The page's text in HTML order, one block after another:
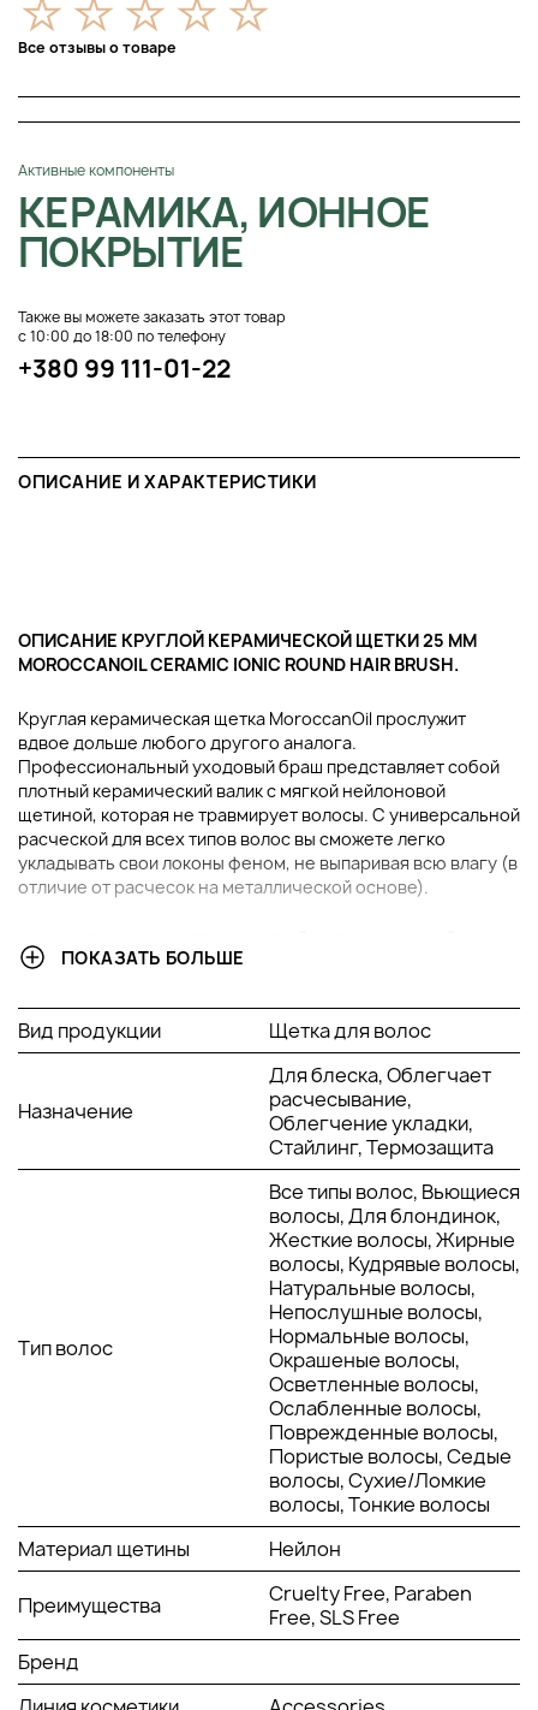
Все отзывы о товаре
Активные компоненты
КЕРАМИКА, ИОННОЕ
ПОКРЫТИЕ
Также вы можете заказать этот товар
с 10:00 до 18:00 по телефону
+380 99 111-01-22
ОПИСАНИЕ И ХАРАКТЕРИСТИКИ
ОПИСАНИЕ КРУГЛОЙ КЕРАМИЧЕСКОЙ ЩЕТКИ 25 ММ
MOROCCANOIL CERAMIC IONIC ROUND HAIR BRUSH.
Круглая керамическая щетка MoroccanOil прослужит
вдвое дольше любого другого аналога.
Профессиональный уходовый браш представляет собой
плотный керамический валик с мягкой нейлоновой
щетиной, которая не травмирует волосы. С универсальной
расческой для всех типов волос вы сможете легко
укладывать свои локоны феном, не выпаривая всю влагу (в
отличие от расчесок на металлической основе).
В ЧЕМ ПРЕИМУЩЕСТВА КРУГЛОЙ КЕРАМИЧЕСКОЙ
ЩЕТКИ 25 ММ MOROCCANOIL CERAMIC IONIC ROUND HAIR
Ионы, которые передаются через щетину, являются
Постоянно держит тепло и равномерно
распределяет его вдоль локонов.
Можно легко добиться естественных локонов и
Нейлоновые нити буквально скользят по волосам,
параллельно укрепляя и уплотняя структуру волос.
Пряди становятся еще более естественными,
эластичными и сияющими.
Керамика и ионное покрытие - способствуют
равномерному распределению тепла, ускоряют
сушку волос и сохраняют их блеск.
С помощью новейших технологий, встроенных в ручку,
устройство создает эффект естественных локонов.
Подходит для ежедневного ухода за волосами. Нужно
плавно расчесать волосы по всей длине, начиная снизу
вверх.
ПОКАЗАТЬ БОЛЬШЕ
Вид продукции Щетка для волос
Назначение
Для блеска, Облегчает
расчесывание,
Облегчение укладки,
Стайлинг, Термозащита
Тип волос
Все типы волос, Вьющиеся
волосы, Для блондинок,
Жесткие волосы, Жирные
волосы, Кудрявые волосы,
Натуральные волосы,
Непослушные волосы,
Нормальные волосы,
Окрашеные волосы,
Осветленные волосы,
Ослабленные волосы,
Поврежденные волосы,
Пористые волосы, Седые
волосы, Сухие/Ломкие
волосы, Тонкие волосы
Материал щетины
Нейлон
Преимущества
Cruelty Free, Paraben
Free, SLS Free
Бренд